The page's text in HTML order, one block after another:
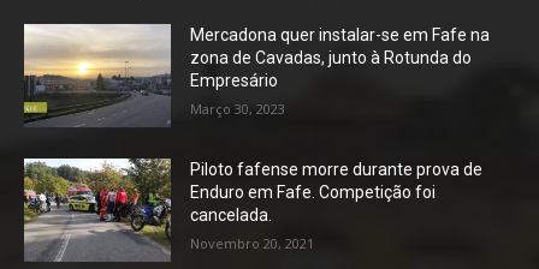
Mercadona quer instalar-se em Fafe na
zona de Cavadas, junto à Rotunda do
Empresário
Março 30, 2023
Piloto fafense morre durante prova de
Enduro em Fafe. Competição foi
cancelada.
Novembro 20, 2021